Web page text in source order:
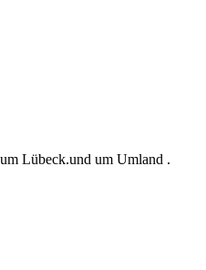
Lübeck.und um Umland .